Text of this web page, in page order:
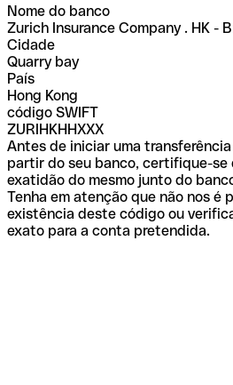
Nome do banco
Zurich Insurance Company . HK -
Cidade
Quarry bay
País
Hong Kong
código SWIFT
ZURIHKHHXXX
Antes de iniciar uma
partir do seu banco, certifique-se
exatidão do mesmo junto do
Tenha em atenção que não nos é
existência deste código ou
exato para a conta pretendida.